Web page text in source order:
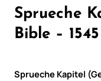
Sprueche
Bible – 1545
Sprueche Kapitel